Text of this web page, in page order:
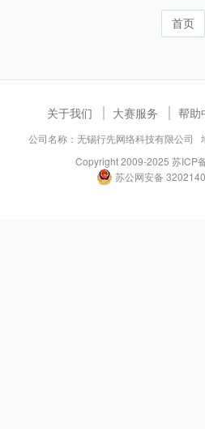
首页
关于我们 大赛服务 帮助
公司名称：无锡行先网络科技有限公司
Copyright 2009-2025 苏ICP
苏公网安备